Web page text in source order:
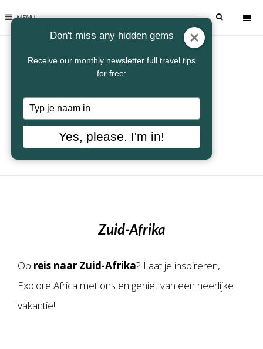
MENU
Zuid-Afrika
Op reis naar Zuid-Afrika? Laat je inspireren,
Explore Africa met ons en geniet van een heerlijke
vakantie!
Don't miss any hidden gems
Receive our monthly newsletter full travel tips
for free:
Typ
je
naam
Yes, please. I'm in!